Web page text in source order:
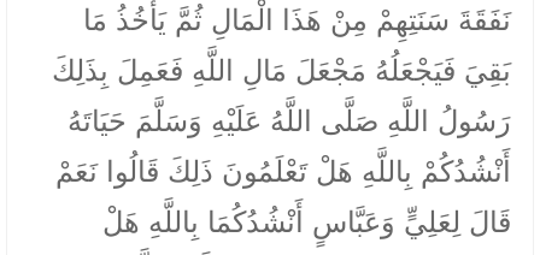
نَفَقَةَ سَنَتِهِمْ مِنْ هَذَا الْمَالِ ثُمَّ يَأْخُذُ مَا
بَقِيَ فَيَجْعَلُهُ مَجْعَلَ مَالِ اللَّهِ فَعَمِلَ بِذَلِكَ
رَسُولُ اللَّهِ صَلَّى اللَّهُ عَلَيْهِ وَسَلَّمَ حَيَاتَهُ
أَنْشُدُكُمْ بِاللَّهِ هَلْ تَعْلَمُونَ ذَلِكَ قَالُوا نَعَمْ
قَالَ لِعَلِيٍّ وَعَبَّاسٍ أَنْشُدُكُمَا بِاللَّهِ هَلْ